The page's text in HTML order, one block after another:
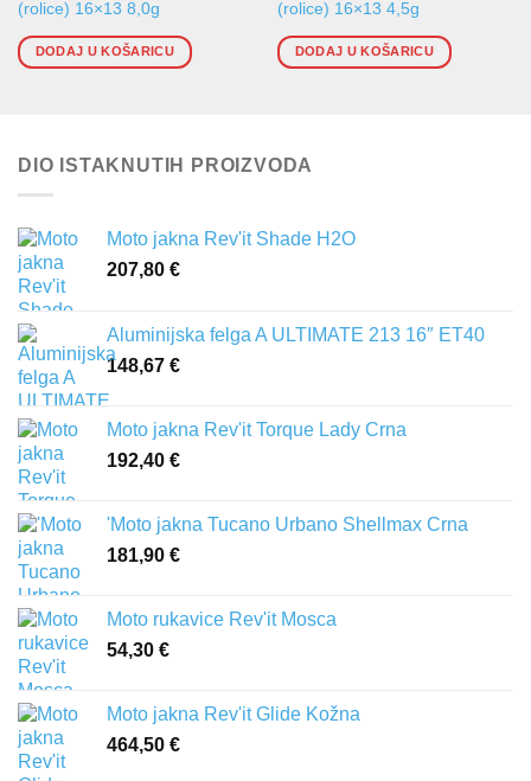
(rolice) 16×13 8,0g
DODAJ U KOŠARICU
(rolice) 16×13 4,5g
DODAJ U KOŠARICU
DIO ISTAKNUTIH PROIZVODA
Moto jakna Rev'it Shade H2O
207,80 €
Aluminijska felga A ULTIMATE 213 16″ ET40
148,67 €
Moto jakna Rev'it Torque Lady Crna
192,40 €
'Moto jakna Tucano Urbano Shellmax Crna
181,90 €
Moto rukavice Rev'it Mosca
54,30 €
Moto jakna Rev'it Glide Kožna
464,50 €